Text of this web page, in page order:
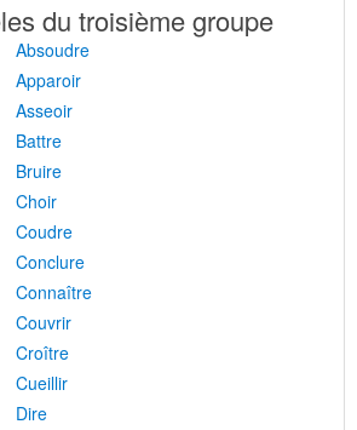
du troisième groupe
Absoudre
Apparoir
Asseoir
Battre
Bruire
Choir
Coudre
Conclure
Connaître
Couvrir
Croître
Cueillir
Dire